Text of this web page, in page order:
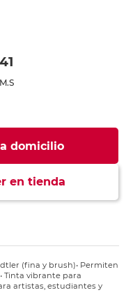
41
domicilio
en tienda
(fina y brush)• Permiten
Tinta vibrante para
artistas, estudiantes y